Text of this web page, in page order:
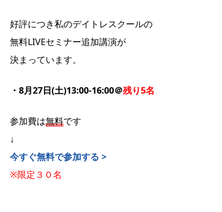
好評につき私のデイトレスクールの
無料LIVEセミナー追加講演が
決まっています。
・8月27日(土)13:00-16:00＠残り5名
参加費は無料です
↓
今すぐ無料で参加する >
※限定３０名